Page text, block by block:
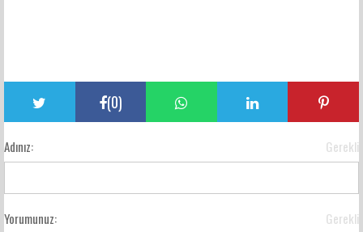
(0)
Adınız: Gerekli
Yorumunuz: Gerekli